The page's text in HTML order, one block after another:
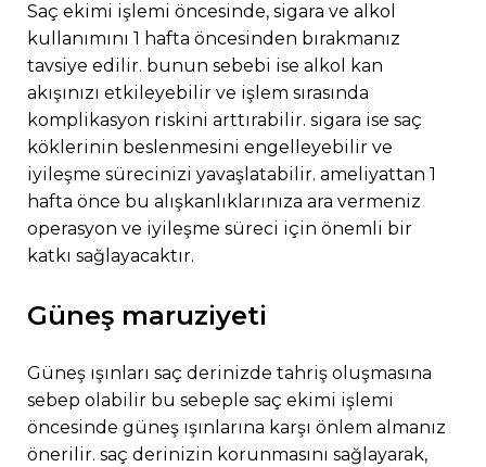
saç ekimi işlemi öncesinde, sigara ve alkol
kullanımını 1 hafta öncesinden bırakmanız
tavsiye edilir. bunun sebebi ise alkol kan
akışınızı etkileyebilir ve işlem sırasında
komplikasyon riskini arttırabilir. sigara ise saç
köklerinin beslenmesini engelleyebilir ve
iyileşme sürecinizi yavaşlatabilir. ameliyattan 1
hafta önce bu alışkanlıklarınıza ara vermeniz
operasyon ve iyileşme süreci için önemli bir
katkı sağlayacaktır.
güneş maruziyeti
güneş ışınları saç derinizde tahriş oluşmasına
sebep olabilir bu sebeple saç ekimi işlemi
öncesinde güneş ışınlarına karşı önlem almanız
önerilir. saç derinizin korunmasını sağlayarak,